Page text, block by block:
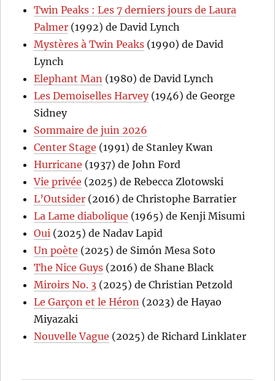
Twin Peaks : Les 7 derniers jours de Laura
Palmer (1992) de David Lynch
Mystères à Twin Peaks (1990) de David
Lynch
Elephant Man (1980) de David Lynch
Les Demoiselles Harvey(1946) de George
Sidney
Sommaire de juin 2026
Center Stage (1991) de Stanley Kwan
Hurricane (1937) de John Ford
Vie privée (2025) de Rebecca Zlotowski
L’Outsider (2016) de Christophe Barratier
La Lame diabolique (1965) de Kenji Misumi
Oui (2025) de Nadav Lapid
Un poète (2025) de Simón Mesa Soto
The Nice Guys (2016) de Shane Black
Miroirs No. 3 (2025) de Christian Petzold
Le Garçon et le Héron (2023) de Hayao
Miyazaki
Nouvelle Vague (2025) de Richard Linklater